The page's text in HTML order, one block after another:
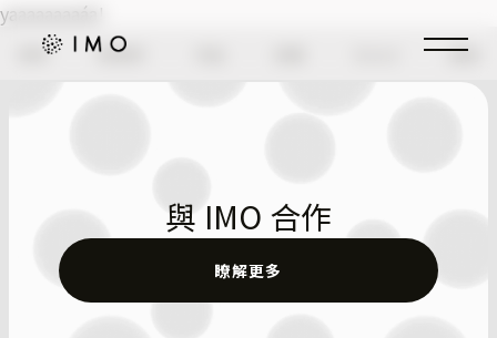
yaaaaaaaaáa!
首頁 事務所 諮詢
與 IMO 合作
瞭解更多